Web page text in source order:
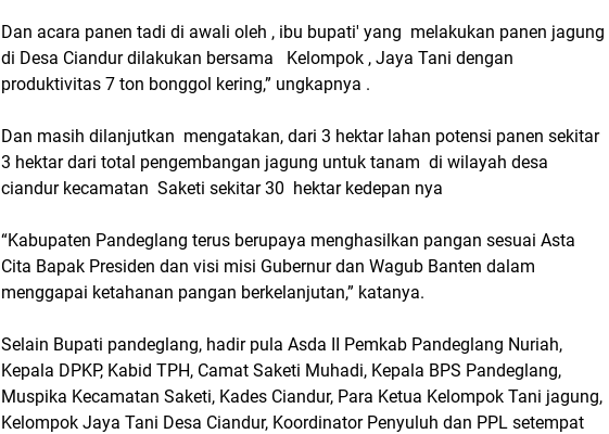
Dan acara panen tadi di awali oleh , ibu bupati' yang melakukan panen jagung
di Desa Ciandur dilakukan bersama Kelompok , Jaya Tani dengan
produktivitas 7 ton bonggol kering,” ungkapnya .
Dan masih dilanjutkan mengatakan, dari 3 hektar lahan potensi panen sekitar
3 hektar dari total pengembangan jagung untuk tanam di wilayah desa
ciandur kecamatan Saketi sekitar 30 hektar kedepan nya
“Kabupaten Pandeglang terus berupaya menghasilkan pangan sesuai Asta
Cita Bapak Presiden dan visi misi Gubernur dan Wagub Banten dalam
menggapai ketahanan pangan berkelanjutan,” katanya.
Selain Bupati pandeglang, hadir pula Asda II Pemkab Pandeglang Nuriah,
Kepala DPKP, Kabid TPH, Camat Saketi Muhadi, Kepala BPS Pandeglang,
Muspika Kecamatan Saketi, Kades Ciandur, Para Ketua Kelompok Tani jagung,
Kelompok Jaya Tani Desa Ciandur, Koordinator Penyuluh dan PPL setempat